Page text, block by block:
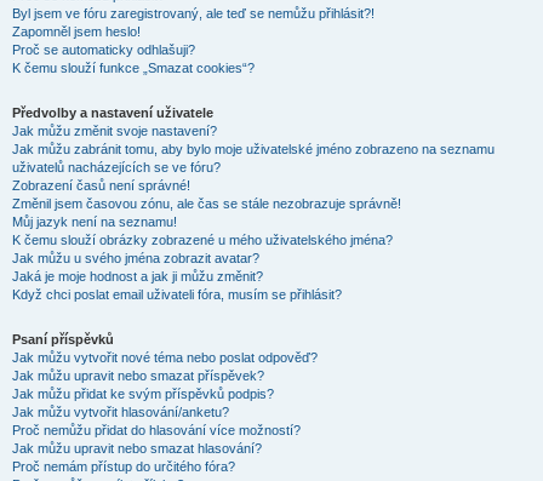
Byl jsem ve fóru zaregistrovaný, ale teď se nemůžu přihlásit?!
Zapomněl jsem heslo!
Proč se automaticky odhlašuji?
K čemu slouží funkce „Smazat cookies“?
Předvolby a nastavení uživatele
Jak můžu změnit svoje nastavení?
Jak můžu zabránit tomu, aby bylo moje uživatelské jméno zobrazeno na seznamu
uživatelů nacházejících se ve fóru?
Zobrazení časů není správné!
Změnil jsem časovou zónu, ale čas se stále nezobrazuje správně!
Můj jazyk není na seznamu!
K čemu slouží obrázky zobrazené u mého uživatelského jména?
Jak můžu u svého jména zobrazit avatar?
Jaká je moje hodnost a jak ji můžu změnit?
Když chci poslat email uživateli fóra, musím se přihlásit?
Psaní příspěvků
Jak můžu vytvořit nové téma nebo poslat odpověď?
Jak můžu upravit nebo smazat příspěvek?
Jak můžu přidat ke svým příspěvků podpis?
Jak můžu vytvořit hlasování/anketu?
Proč nemůžu přidat do hlasování více možností?
Jak můžu upravit nebo smazat hlasování?
Proč nemám přístup do určitého fóra?